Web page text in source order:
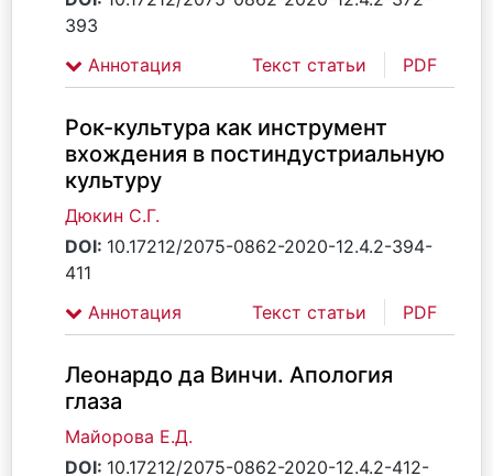
393
Аннотация
Текст статьи PDF
Рок-культура как инструмент
вхождения в постиндустриальную
культуру
Дюкин С.Г.
DOI: 10.17212/2075-0862-2020-12.4.2-394-
411
Аннотация
Текст статьи PDF
Леонардо да Винчи. Апология
глаза
Майорова Е.Д.
DOI: 10.17212/2075-0862-2020-12.4.2-412-